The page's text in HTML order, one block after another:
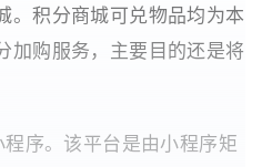
。积分商城可兑物品均为本
加购服务，主要目的还是将
序。该平台是由小程序矩